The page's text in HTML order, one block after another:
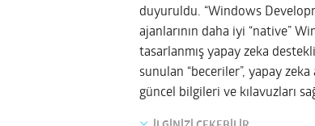
duyuruldu. “Windows
ajanlarının daha iyi “native”
tasarlanmış yapay zeka
sunulan “beceriler”, yapay
güncel bilgileri ve kılavuzları